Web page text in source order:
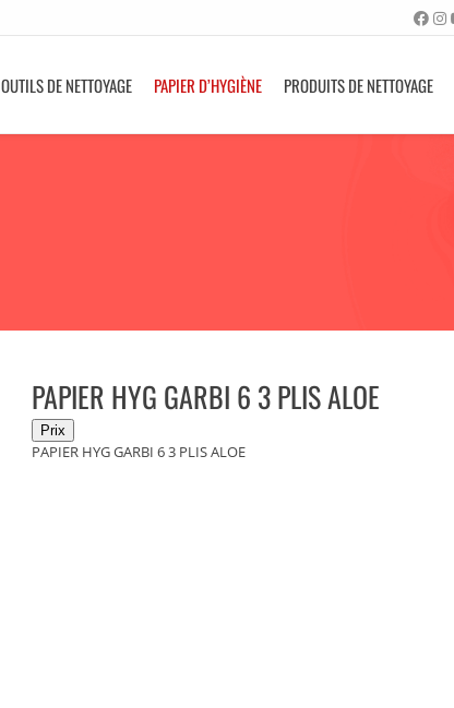
OUTILS DE NETTOYAGE PAPIER D’HYGIÈNE PRODUITS DE NETTOYAGE
PAPIER HYG GARBI 6 3 PLIS ALOE
PAPIER HYG GARBI 6 3 PLIS ALOE